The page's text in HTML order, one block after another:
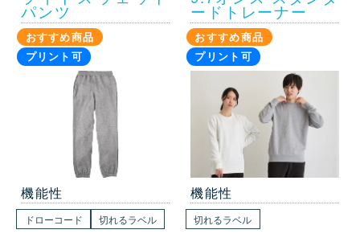
パンツ
おすすめ商品
プリント可
機能性
ドローコード 切れるラベル
ードトレーナー
おすすめ商品
プリント可
機能性
切れるラベル